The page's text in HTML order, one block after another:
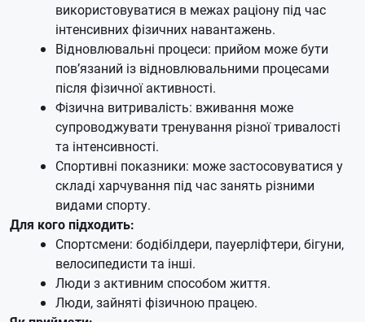
використовуватися в межах раціону під час
інтенсивних фізичних навантажень.
Відновлювальні процеси: прийом може бути
пов’язаний із відновлювальними процесами
після фізичної активності.
Фізична витривалість: вживання може
супроводжувати тренування різної тривалості
та інтенсивності.
Спортивні показники: може застосовуватися у
складі харчування під час занять різними
видами спорту.
Для кого підходить:
Спортсмени: бодібілдери, пауерліфтери, бігуни,
велосипедисти та інші.
Люди з активним способом життя.
Люди, зайняті фізичною працею.